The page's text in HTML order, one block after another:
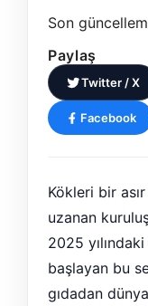
Son
Paylaş
Twitter / X
Facebook
Kökleri bir
uzanan
2025
başlayan bu
gıdadan